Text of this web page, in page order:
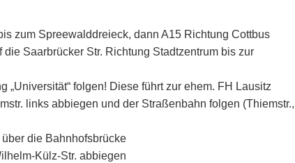
zum Spreewalddreieck, dann A15 Richtung Cottbus
Saarbrücker Str. Richtung Stadtzentrum bis zur
„Universität“ folgen! Diese führt zur ehem. FH Lausitz
links abbiegen und der Straßenbahn folgen (Thiemstr.,
die Bahnhofsbrücke
Külz-Str. abbiegen